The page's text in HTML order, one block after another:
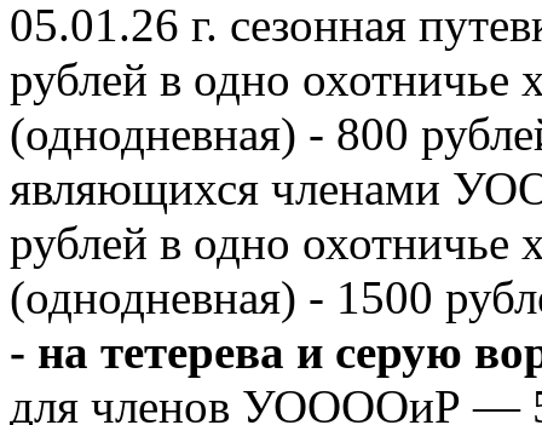
05.01.26 г. сезонная
рублей в одно охотничье
(однодневная) - 800
являющихся членами
рублей в одно охотничье
(однодневная) - 1500
- на тетерева и серую
для членов УООООиР —